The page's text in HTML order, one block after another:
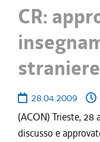
CR:
28.04.2009
(ACON) Trieste,
discusso e